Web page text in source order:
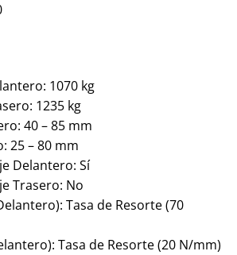
1070 kg
1235 kg
40 – 85 mm
25 – 80 mm
Delantero: Sí
Trasero: No
Tasa de Resorte (70
Tasa de Resorte (20 N/mm)